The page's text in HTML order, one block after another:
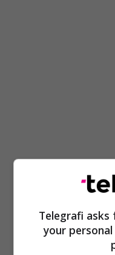
Telegrafi
your